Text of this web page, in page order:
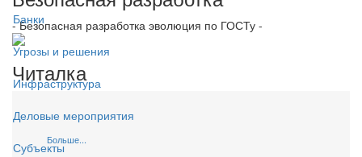
Банки
Угрозы и решения
Инфраструктура
Деловые мероприятия
Субъекты
- Безопасная разработка эволюция по ГОСТу -
Читалка
Больше...